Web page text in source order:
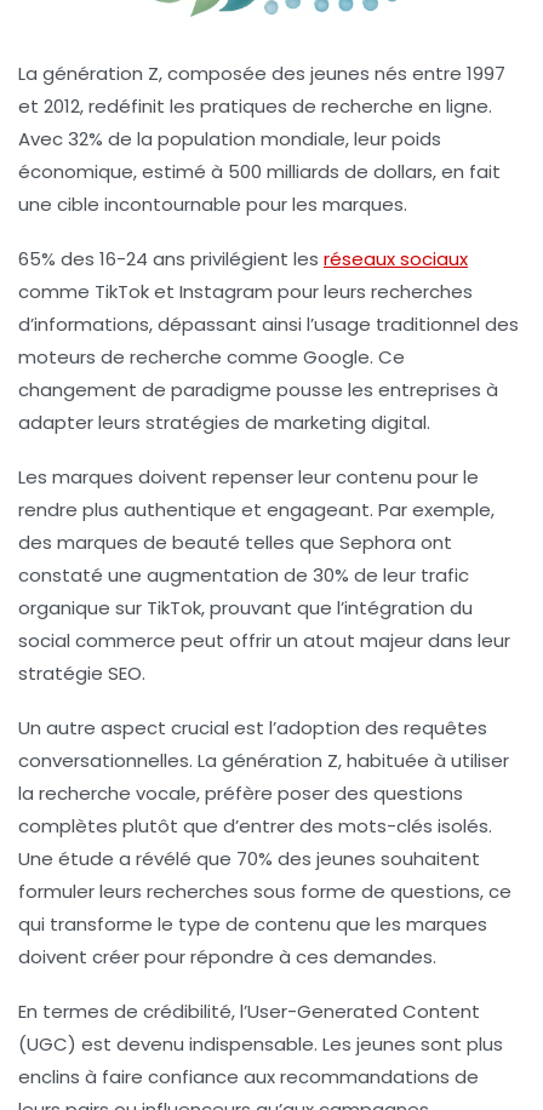
La génération Z, composée des jeunes nés entre 1997
et 2012, redéfinit les pratiques de recherche en ligne.
Avec32% de la population mondiale, leur poids
économique, estimé à 500 milliards de dollars, en fait
une cible incontournable pour les marques.
65% des 16-24 ans privilégient les réseaux sociaux
comme TikTok et Instagram pour leurs recherches
d’informations, dépassant ainsi l’usage traditionnel des
moteurs de recherche comme Google. Ce
changement de paradigme pousse les entreprises à
adapter leurs stratégies de marketing digital.
Les marques doivent repenser leur contenu pour le
rendre plus authentique et engageant. Par exemple,
des marques de beauté telles que Sephora ont
constaté une augmentation de 30% de leur trafic
organique sur TikTok, prouvant que l’intégration du
social commerce peut offrir un atout majeur dans leur
stratégie SEO.
Un autre aspect crucial est l’adoption des requêtes
conversationnelles. La génération Z, habituée à utiliser
la recherche vocale, préfère poser des questions
complètes plutôt que d’entrer des mots-clés isolés.
Une étude a révélé que 70% des jeunes souhaitent
formuler leurs recherches sous forme de questions, ce
qui transforme le type de contenu que les marques
doivent créer pour répondre à ces demandes.
En termes de crédibilité, l’User-Generated Content
(UGC) est devenu indispensable. Les jeunes sont plus
enclins à faire confiance aux recommandations de